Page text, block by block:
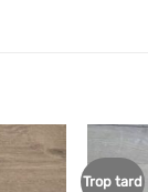
Trop tard